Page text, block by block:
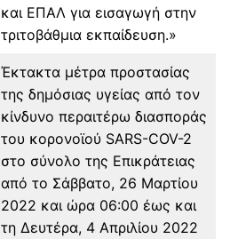
και ΕΠΑΛ για εισαγωγή στην
τριτοβάθμια εκπαίδευση.»
Έκτακτα μέτρα προστασίας
της δημόσιας υγείας από τον
κίνδυνο περαιτέρω διασποράς
του κορoνοϊού SARS-COV-2
στο σύνολο της Επικράτειας
από το Σάββατο, 26 Μαρτίου
2022 και ώρα 06:00 έως και
τη Δευτέρα, 4 Απριλίου 2022